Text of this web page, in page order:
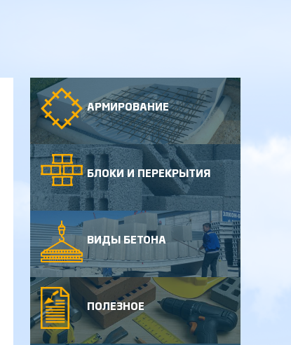
АРМИРОВАНИЕ
БЛОКИ И ПЕРЕКРЫТИЯ
ВИДЫ БЕТОНА
ПОЛЕЗНОЕ